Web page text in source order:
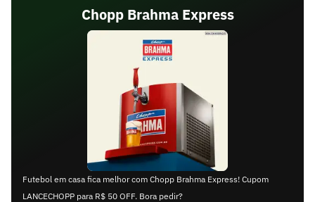
Chopp Brahma Express
Futebol em casa fica melhor com Chopp Brahma Express! Cupom
LANCECHOPP para R$ 50 OFF. Bora pedir?